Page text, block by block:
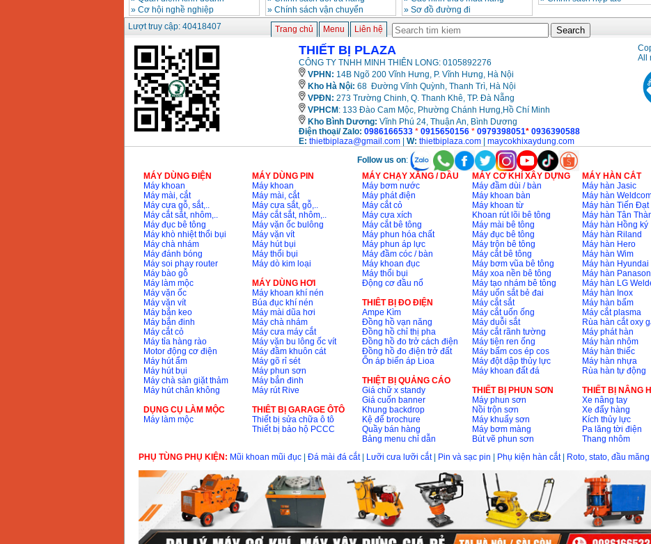
Động cơ xăng Honda
Giá :7200000
Máy mài 100mm
Makita 9553B (710W)
Giá: 1296000
» Cơ hội nghề nghiệp
» Chính sách vận chuyển
» Sơ đồ đường đi
Lượt truy cập: 40418407 Trang chủ Menu Liên hệ
THIẾT BỊ PLAZA
CÔNG TY TNHH MINH THIÊN LONG: 0105892276
VPHN: 14B Ngõ 200 Vĩnh Hưng, P. Vĩnh Hưng, Hà Nội
Kho Hà Nội: 68 Đường Vĩnh Quỳnh, Thanh Trì, Hà Nội
VPĐN: 273 Trường Chinh, Q. Thanh Khê, TP. Đà Nẵng
VPHCM : 133 Đào Cam Mộc, Phường Chánh Hưng,Hồ Chí Minh
Kho Bình Dương: Vĩnh Phú 24, Thuận An, Bình Dương
Điện thoại/ Zalo: 0986166533 * 0915650156* 0979398051* 0936390588
E: thietbiplaza@gmail.com| W: thietbiplaza.com| maycokhixaydung.com
All
Follow us on:
MÁY DÙNG ĐIỆN
Máy khoan
Máy mài, cắt
Máy cưa gỗ, sắt,..
Máy cắt sắt, nhôm,..
Máy đục bê tông
Máy khò nhiệt thổi bụi
Máy chà nhám
Máy đánh bóng
Máy soi phay router
Máy bào gỗ
Máy làm mộc
Máy vặn ốc
Máy vặn vít
Máy bắn keo
Máy bắn đinh
Máy cắt cỏ
Máy tỉa hàng rào
Motor động cơ điện
Máy hút ẩm
Máy hút bụi
Máy chà sàn giặt thảm
Máy hút chân không
DỤNG CỤ LÀM MỘC
Máy làm mộc
MÁY DÙNG PIN
Máy khoan
Máy mài, cắt
Máy cưa sắt, gỗ,..
Máy cắt sắt, nhôm,..
Máy vặn ốc bulông
Máy vặn vít
Máy hút bụi
Máy thổi bụi
Máy dò kim loại
MÁY DÙNG HƠI
Máy khoan khí nén
Búa đục khí nén
Máy mài dũa hơi
Máy chà nhám
Máy cưa máy cắt
Máy vặn bu lông ốc vít
Máy đầm khuôn cát
Máy gõ rỉ sét
Máy phun sơn
Máy bắn đinh
Máy rút Rive
THIÊT BỊ GARAGE ÔTÔ
Thiết bị sửa chữa ô tô
Thiết bị bảo hộ PCCC
MÁY CHẠY XĂNG / DẦU
Máy bơm nước
Máy phát điện
Máy cắt cỏ
Máy cưa xích
Máy cắt bê tông
Máy phun hóa chất
Máy phun áp lực
Máy đầm cóc / bàn
Máy khoan đục
Máy thổi bụi
Động cơ đầu nổ
THIÊT BỊ ĐO ĐIỆN
Ampe Kìm
Đồng hồ vạn năng
Đồng hồ chỉ thị pha
Đồng hồ đo trở cách điện
Đồng hồ đo điện trở đất
Ổn áp biến áp Lioa
THIỆT BỊ QUẢNG CÁO
Giá chữ x standy
Giá cuốn banner
Khung backdrop
Kệ để brochure
Quầy bán hàng
Bảng menu chỉ dẫn
MÁY CƠ KHÍ XÂY DỰNG
Máy đầm dùi / bàn
Máy khoan bàn
Máy khoan từ
Khoan rút lõi bê tông
Máy mài bê tông
Máy đục bê tông
Máy trộn bê tông
Máy cắt bê tông
Máy bơm vũa bê tông
Máy xoa nền bê tông
Máy tạo nhám bê tông
Máy uốn sắt bẻ đai
Máy cắt sắt
Máy cắt uốn ống
Máy duỗi sắt
Máy cắt rãnh tường
Máy tiện ren ống
Máy bấm cos ép cos
Máy đột dập thủy lực
Máy khoan đất đá
THIẾT BỊ PHUN SƠN
Máy phun sơn
Nồi trộn sơn
Máy khuấy sơn
Máy bơm màng
Bút vẽ phun sơn
MÁY HÀN CẮT
Máy hàn Jasic
Máy hàn
Máy hàn Tiến Đạt
Máy hàn Tân
Máy hàn Hồng ký
Máy hàn Riland
Máy hàn Hero
Máy hàn Wim
Máy hàn Hyundai
Máy hàn
Máy hàn LG
Máy hàn Inox
Máy hàn bấm
Máy cắt plasma
Rùa hàn cắt oxy
Máy phát hàn
Máy hàn nhôm
Máy hàn thiếc
Máy hàn nhựa
Rùa hàn tự động
THIẾT BỊ NÂNG
Xe nâng tay
Xe đẩy hàng
Kích thủy lực
Pa lăng tời điện
Thang nhôm
PHỤ TÙNG PHỤ KIỆN: Mũi khoan mũi đục| Đá mài đá cắt| Lưỡi cưa lưỡi cắt| Pin và sạc pin Phụ kiện hàn cắt| Roto, stato, đầu